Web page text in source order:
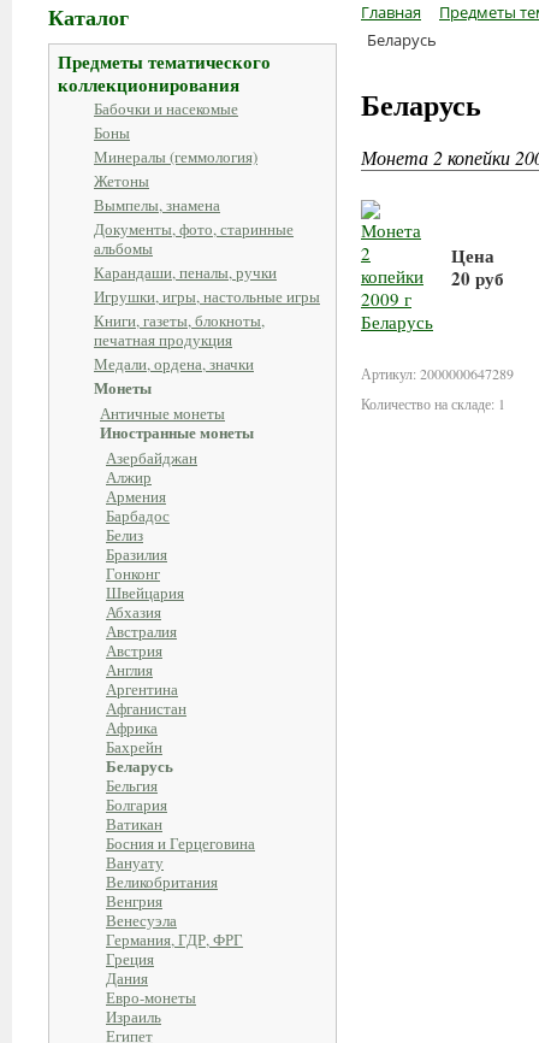
Каталог
Предметы тематического
коллекционирования
Бабочки и насекомые
Боны
Минералы (геммология)
Жетоны
Вымпелы, знамена
Документы, фото, старинные
альбомы
Карандаши, пеналы, ручки
Игрушки, игры, настольные игры
Книги, газеты, блокноты,
печатная продукция
Медали, ордена, значки
Монеты
Античные монеты
Иностранные монеты
Азербайджан
Алжир
Армения
Барбадос
Белиз
Бразилия
Гонконг
Швейцария
Абхазия
Австралия
Австрия
Англия
Аргентина
Афганистан
Африка
Бахрейн
Беларусь
Бельгия
Болгария
Ватикан
Босния и Герцеговина
Вануату
Великобритания
Венгрия
Венесуэла
Германия, ГДР, ФРГ
Греция
Дания
Евро-монеты
Израиль
Египет
Главная
Предметы
Беларусь
Беларусь
Монета 2 копейки
Цена
20 руб
Артикул: 2000000647289
Количество на складе: 1